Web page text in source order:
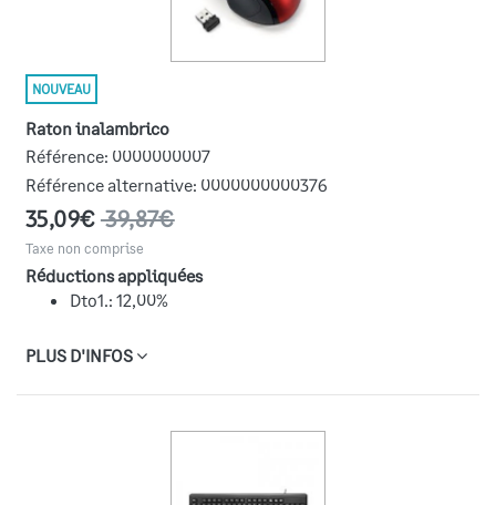
NOUVEAU
Raton inalambrico
Référence: 0000000007
Référence alternative: 0000000000376
35,09€ 39,87€
Taxe non comprise
Réductions appliquées
Dto1.: 12,00%
PLUS D'INFOS